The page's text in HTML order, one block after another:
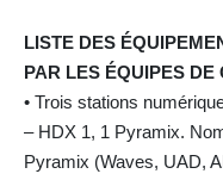
LISTE DES
PAR LES ÉQUIPES DE
• Trois stations
– HDX 1, 1 Pyramix.
Pyramix (Waves, UAD,